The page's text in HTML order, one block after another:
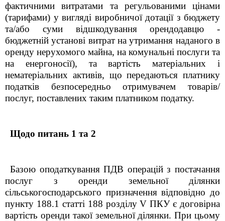
фактичними витратами та регульованими цінами
(тарифами) у вигляді виробничої дотації з бюджету
та/або суми відшкодування орендодавцю -
бюджетній установі витрат на утримання наданого в
оренду нерухомого майна, на комунальні послуги та
на енергоносії), та вартість матеріальних і
нематеріальних активів, що передаються платнику
податків безпосередньо отримувачем товарів/
послуг, поставлених таким платником податку.
Щодо питань 1 та 2
Базою оподаткування ПДВ операцій з постачання
послуг з оренди земельної ділянки
сільськогосподарського призначення відповідно до
пункту 188.1 статті 188 розділу V ПКУ є договірна
вартість оренди такої земельної ділянки. При цьому